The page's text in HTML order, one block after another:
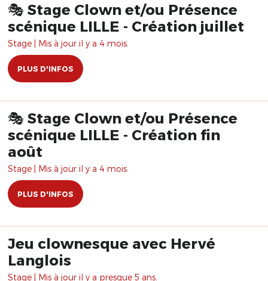
🎭 Stage Clown et/ou Présence
scénique LILLE - Création juillet
Stage | Mis à jour il y a 4 mois.
PLUS D'INFOS
🎭 Stage Clown et/ou Présence
scénique LILLE - Création fin
août
Stage | Mis à jour il y a 4 mois.
PLUS D'INFOS
Jeu clownesque avec Hervé
Langlois
Stage | Mis à jour il y a presque 5 ans.